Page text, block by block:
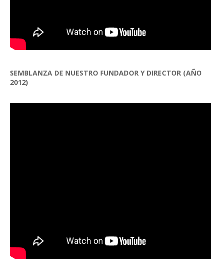
SEMBLANZA DE NUESTRO FUNDADOR Y DIRECTOR (AÑO
2012)